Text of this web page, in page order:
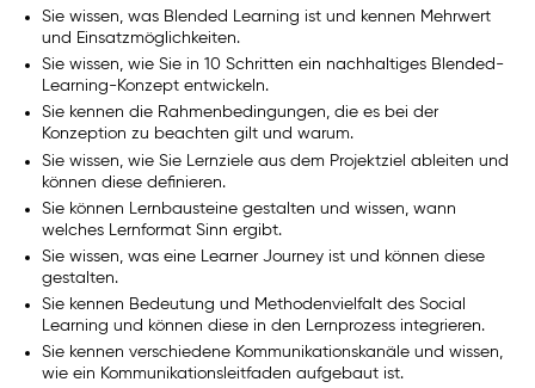
Sie wissen, was Blended Learning ist und kennen Mehrwert
und Einsatzmöglichkeiten.
Sie wissen, wie Sie in 10 Schritten ein nachhaltiges Blended-
Learning-Konzept entwickeln.
Sie kennen die Rahmenbedingungen, die es bei der
Konzeption zu beachten gilt und warum.
Sie wissen, wie Sie Lernziele aus dem Projektziel ableiten und
können diese definieren.
Sie können Lernbausteine gestalten und wissen, wann
welches Lernformat Sinn ergibt.
Sie wissen, was eine Learner Journey ist und können diese
gestalten.
Sie kennen Bedeutung und Methodenvielfalt des Social
Learning und können diese in den Lernprozess integrieren.
Sie kennen verschiedene Kommunikationskanäle und wissen,
wie ein Kommunikationsleitfaden aufgebaut ist.